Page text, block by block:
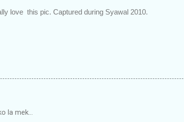
love this pic. Captured during Syawal 2010.
la mek...